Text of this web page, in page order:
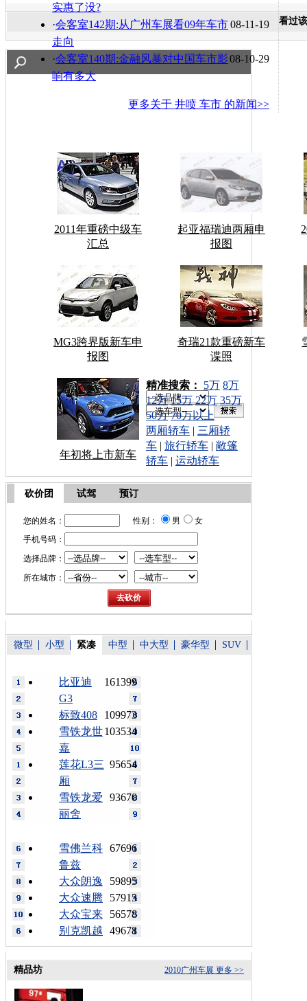
实惠了没?
08-11-19
·会客室142期:从广州车展看09年车市
走向
08-10-29
·会客室140期:金融风暴对中国车市影
响有多大
更多关于 井喷 车市 的新闻>>
看过
2011年重磅中级车
汇总
起亚福瑞迪两厢申
报图
MG3跨界版新车申
报图
奇瑞21款重磅新车
谍照
年初将上市新车
车型搜索：
精准搜索： 5万 8万
12万 15万 22万 35万
50万 70万以上
两厢轿车 | 三厢轿
车 | 旅行轿车 | 敞篷
轿车 | 运动轿车
砍价团 试驾 预订
您的姓名： 性别： 男
女
手机号码：
选择品牌：
所在城市：
微型 小型 紧凑 中型 中大型 豪华型 SUV
161399
比亚迪
G3
109973
标致408
103534
雪铁龙世
嘉
95654
莲花L3三
厢
93670
雪铁龙爱
丽舍
67696
雪佛兰科
鲁兹
59895
大众朗逸
57915
大众速腾
56578
大众宝来
49678
别克凯越
更多 >>
2010广州车展
精品坊